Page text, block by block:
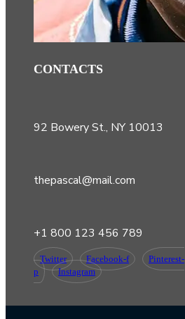
CONTACTS
92 Bowery St., NY 10013
thepascal@mail.com
+1 800 123 456 789
Twitter Facebook-f
Pinterest-
p
Instagram